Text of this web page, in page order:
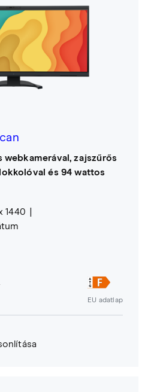
webkamerával, zajszűrős
és 94 wattos
1440
EU adatlap